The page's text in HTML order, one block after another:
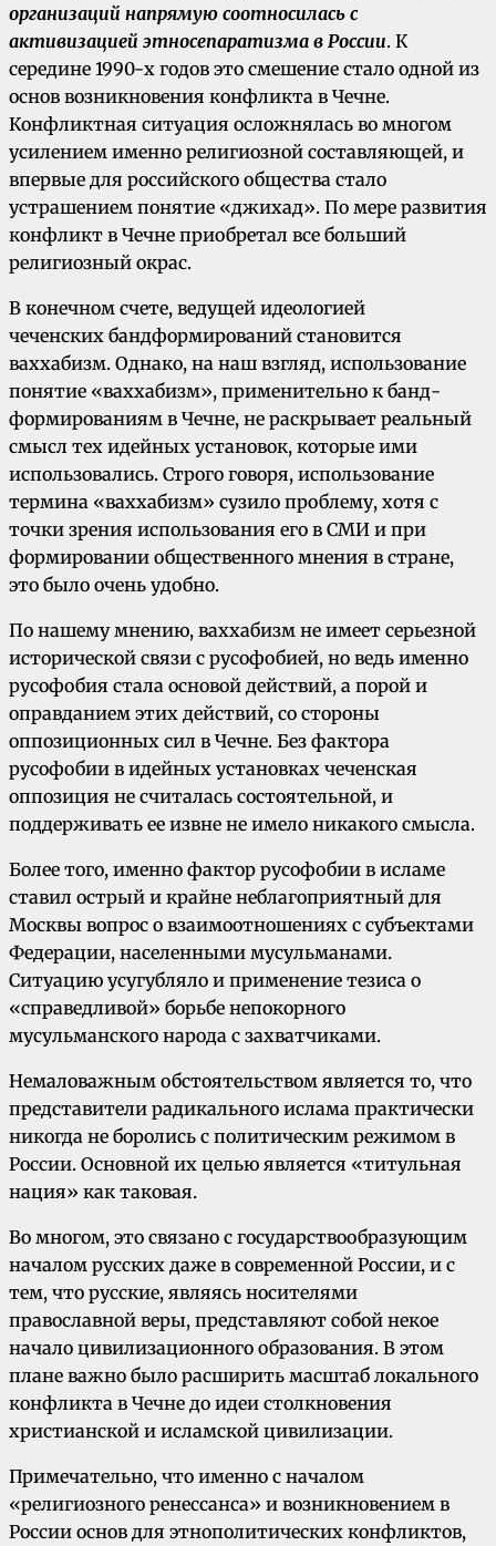
организаций напрямую соотносилась с
активизацией этносепаратизма в России. К
середине 1990-х годов это смешение стало одной из
основ возникновения конфликта в Чечне.
Конфликтная ситуация осложнялась во многом
усилением именно религиозной составляющей, и
впервые для российского общества стало
устрашением понятие «джихад». По мере развития
конфликт в Чечне приобретал все больший
религиозный окрас.
В конечном счете, ведущей идеологией
чеченских бандформирований становится
ваххабизм. Однако, на наш взгляд, использование
понятие «ваххабизм», применительно к банд-
формированиям в Чечне, не раскрывает реальный
смысл тех идейных установок, которые ими
использовались. Строго говоря, использование
термина «ваххабизм» сузило проблему, хотя с
точки зрения использования его в СМИ и при
формировании общественного мнения в стране,
это было очень удобно.
По нашему мнению, ваххабизм не имеет серьезной
исторической связи с русофобией, но ведь именно
русофобия стала основой действий, а порой и
оправданием этих действий, со стороны
оппозиционных сил в Чечне. Без фактора
русофобии в идейных установках чеченская
оппозиция не считалась состоятельной, и
поддерживать ее извне не имело никакого смысла.
Более того, именно фактор русофобии в исламе
ставил острый и крайне неблагоприятный для
Москвы вопрос о взаимоотношениях с субъектами
Федерации, населенными мусульманами.
Ситуацию усугубляло и применение тезиса о
«справедливой» борьбе непокорного
мусульманского народа с захватчиками.
Немаловажным обстоятельством является то, что
представители радикального ислама практически
никогда не боролись с политическим режимом в
России. Основной их целью является «титульная
нация» как таковая.
Во многом, это связано с государствообразующим
началом русских даже в современной России, и с
тем, что русские, являясь носителями
православной веры, представляют собой некое
начало цивилизационного образования. В этом
плане важно было расширить масштаб локального
конфликта в Чечне до идеи столкновения
христианской и исламской цивилизации.
Примечательно, что именно с началом
«религиозного ренессанса» и возникновением в
России основ для этнополитических конфликтов,